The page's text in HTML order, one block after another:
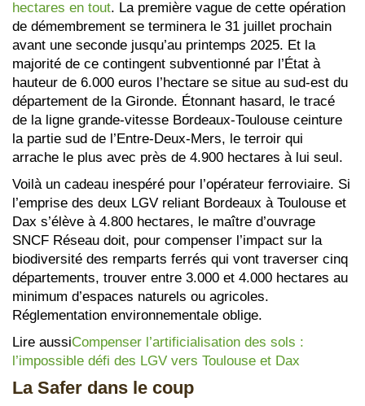
hectares en tout. La première vague de cette opération
de démembrement se terminera le 31 juillet prochain
avant une seconde jusqu’au printemps 2025. Et la
majorité de ce contingent subventionné par l’État à
hauteur de 6.000 euros l’hectare se situe au sud-est du
département de la Gironde. Étonnant hasard, le tracé
de la ligne grande-vitesse Bordeaux-Toulouse ceinture
la partie sud de l’Entre-Deux-Mers, le terroir qui
arrache le plus avec près de 4.900 hectares à lui seul.
Voilà un cadeau inespéré pour l’opérateur ferroviaire. Si
l’emprise des deux LGV reliant Bordeaux à Toulouse et
Dax s’élève à 4.800 hectares, le maître d’ouvrage
SNCF Réseau doit, pour compenser l’impact sur la
biodiversité des remparts ferrés qui vont traverser cinq
départements, trouver entre 3.000 et 4.000 hectares au
minimum d’espaces naturels ou agricoles.
Réglementation environnementale oblige.
Lire aussiCompenser l’artificialisation des sols :
l’impossible défi des LGV vers Toulouse et Dax
La Safer dans le coup